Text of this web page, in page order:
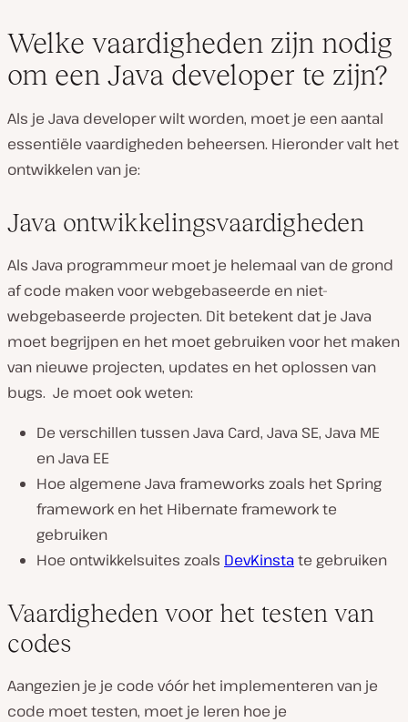
Welke vaardigheden zijn nodig
om een Java developer te zijn?
Als je Java developer wilt worden, moet je een aantal
essentiële vaardigheden beheersen. Hieronder valt het
ontwikkelen van je:
Java ontwikkelingsvaardigheden
Als Java programmeur moet je helemaal van de grond
af code maken voor webgebaseerde en niet-
webgebaseerde projecten. Dit betekent dat je Java
moet begrijpen en het moet gebruiken voor het maken
van nieuwe projecten, updates en het oplossen van
bugs. Je moet ook weten:
De verschillen tussen Java Card, Java SE, Java ME
en Java EE
Hoe algemene Java frameworks zoals het Spring
framework en het Hibernate framework te
gebruiken
Hoe ontwikkelsuites zoals DevKinstate gebruiken
Vaardigheden voor het testen van
codes
Aangezien je je code vóór het implementeren van je
code moet testen, moet je leren hoe je